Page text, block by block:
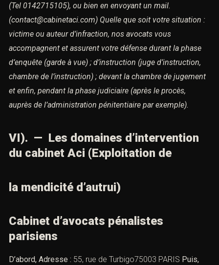
(Tel 0142715105), ou bien en envoyant un mail.
(contact@cabinetaci.com) Quelle que soit votre situation :
victime ou auteur d’infraction, nos avocats vous
accompagnent et assurent votre défense durant la phase
d’enquête (garde à vue) ; d’instruction (juge d’instruction,
chambre de l’instruction) ; devant la chambre de jugement
et enfin, pendant la phase judiciaire (après le procès,
auprès de l’administration pénitentiaire par exemple).
VI). — Les domaines d’intervention
du cabinet Aci (Exploitation de
la mendicité d’autrui)
Cabinet d’avocats pénalistes
parisiens
D’abord, Adresse : 55, rue de Turbigo75003 PARIS Puis,